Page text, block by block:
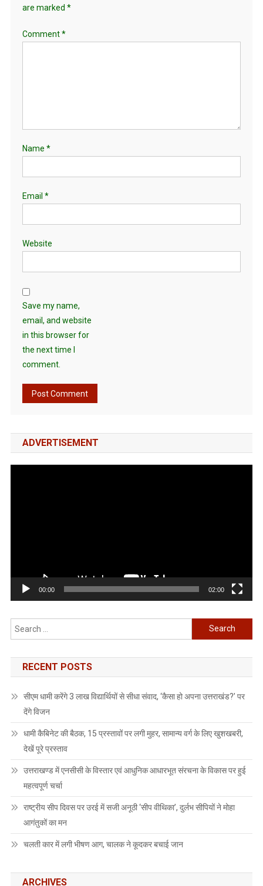
are marked *
Comment*
Name *
Email *
Website
Save my name,
email, and website
in this browser for
the next time I
comment.
ADVERTISEMENT
00:00 02:00
Search
for:
RECENT POSTS
सीएम धामी करेंगे 3 लाख विद्यार्थियों से सीधा संवाद, ‘कैसा हो अपना उत्तराखंड?’ पर
देंगे विजन
धामी कैबिनेट की बैठक, 15 प्रस्तावों पर लगी मुहर, सामान्य वर्ग के लिए खुशखबरी,
देखें पूरे प्रस्ताव
उत्तराखण्ड में एनसीसी के विस्तार एवं आधुनिक आधारभूत संरचना के विकास पर हुई
महत्वपूर्ण चर्चा
राष्ट्रीय सीप दिवस पर उरई में सजी अनूठी ‘सीप वीथिका’, दुर्लभ सीपियों ने मोहा
आगंतुकों का मन
चलती कार में लगी भीषण आग, चालक ने कूदकर बचाई जान
ARCHIVES